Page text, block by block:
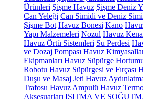
Ürünleri Şişme Havuz Şişme Deniz
Can Yeleği Can Simidi ve Deniz
Şişme Bot Havuz Bonesi Kano
Yapı Malzemeleri Nozul Havuz
Havuz Örtü Sistemleri Su Perdesi
ve Dozaj Pompası Havuz
Ekipmanları Havuz Süpürge Hortumu
Robotu Havuz Süpürgesi ve Fırçası
Duşu ve Masaj Jeti Havuz
Trafosu Havuz Ampulü Havuz
Aksesuarları ISITMA VE